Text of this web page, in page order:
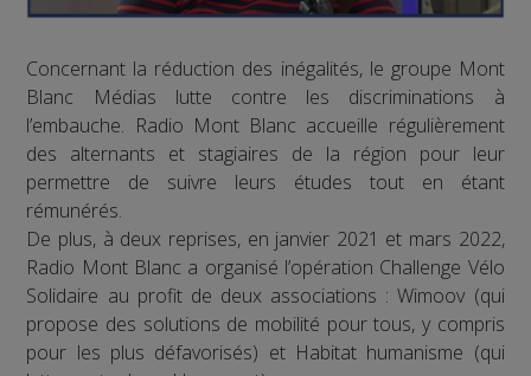
Concernant la réduction des inégalités, le groupe Mont
Blanc Médias lutte contre les discriminations à
l’embauche. Radio Mont Blanc accueille régulièrement
des alternants et stagiaires de la région pour leur
permettre de suivre leurs études tout en étant
rémunérés.
De plus, à deux reprises, en janvier 2021 et mars 2022,
Radio Mont Blanc a organisé l’opération Challenge Vélo
Solidaire au profit de deux associations : Wimoov (qui
propose des solutions de mobilité pour tous, y compris
pour les plus défavorisés) et Habitat humanisme (qui